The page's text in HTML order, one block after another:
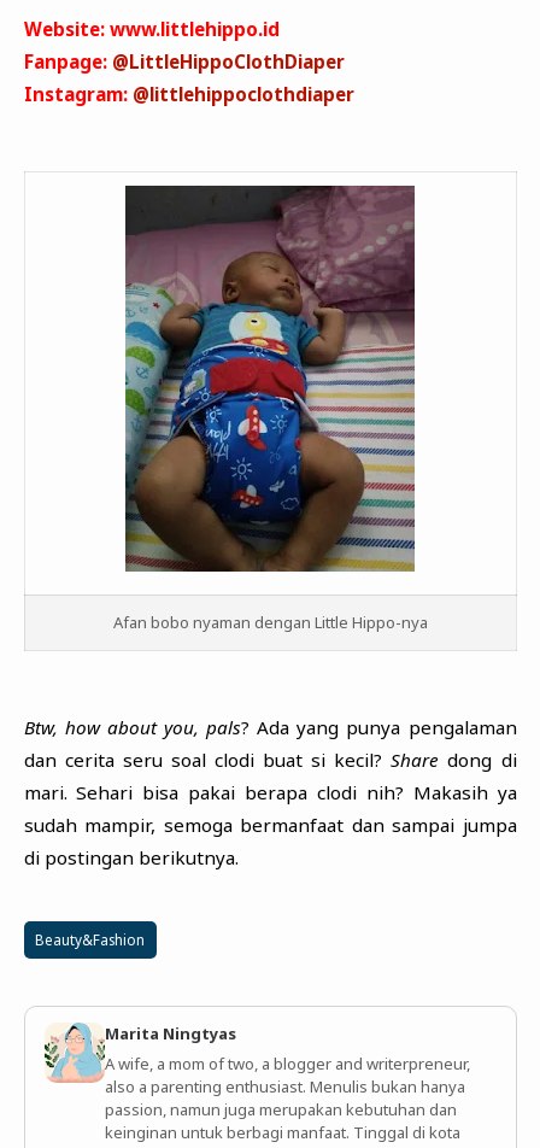
Website: www.littlehippo.id
Fanpage: @LittleHippoClothDiaper
Instagram: @littlehippoclothdiaper
Afan bobo nyaman dengan Little Hippo-nya
Btw, how about you, pals? Ada yang punya pengalaman
dan cerita seru soal clodi buat si kecil?Share dong di
mari. Sehari bisa pakai berapa clodi nih? Makasih ya
sudah mampir, semoga bermanfaat dan sampai jumpa
di postingan berikutnya.
Beauty&Fashion
Marita Ningtyas
A wife, a mom of two, a blogger and writerpreneur,
also a parenting enthusiast. Menulis bukan hanya
passion, namun juga merupakan kebutuhan dan
keinginan untuk berbagi manfaat. Tinggal di kota